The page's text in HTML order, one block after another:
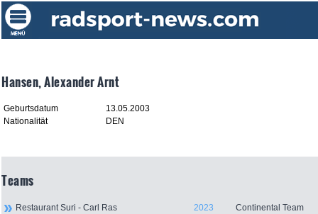
Hansen, Alexander Arnt
Geburtsdatum
13.05.2003
Nationalität
DEN
Teams
Restaurant Suri - Carl Ras 2023
Continental Team